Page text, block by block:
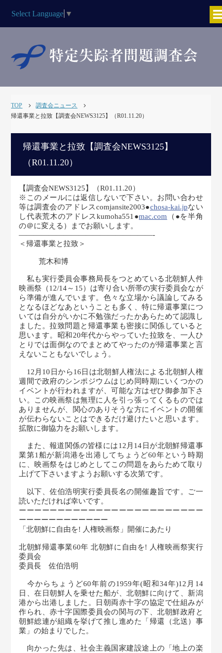
Select Language ▼
TOP
調査会ニュース
帰還事業と拉致【調査会NEWS3125】（R01.11.20）
帰還事業と拉致【調査会NEWS3125】
（R01.11.20）
【調査会NEWS3125】（R01.11.20）
※このメールには返信しないで下さい。お問い合わせ
等は調査会のアドレスcomjansite2003●chosa-kai.jpない
し代表荒木のアドレスkumoha551●mac.com （●を半角
の＠に変える）までお願いします。
―――――――――—————————-
＜帰還事業と拉致＞
荒木和博
私も実行委員会事務局長をつとめている北朝鮮人件
映画祭（12/14～15）は寄り合い所帯の実行委員会なが
ら準備が進んでいます。色々な立場から議論してみる
となるほどなあということも多く、特に帰還事業につ
いては自分がいかに不勉強だったかあらためて認識し
ました。拉致問題と帰還事業も密接に関係していると
思います。昭和20年代からやっていた拉致を、一人ひ
とりでは面倒なのでまとめてやったのが帰還事業と言
えないこともないでしょう。
12月10日から16日は北朝鮮人権法による北朝鮮人権
週間で政府のシンポジウムはじめ同時期にいくつかの
イベントが行われますが、可能な方はぜひ御参加下さ
い。この映画祭は無理に人を引っ張ってくるものでは
ありませんが、関心のありそうな方にイベントの開催
が伝わらないことはできるだけ避けたいと思います。
拡散に御協力をお願いします。
また、報道関係の皆様には12月14日が北朝鮮帰還事
業第1船が新潟港を出港してちょうど60年という時期
に、映画祭をはじめとしてこの問題をあらためて取り
上げて下さいますようお願いする次第です。
以下、佐伯浩明実行委員長名の開催趣旨です。ご一
読いただければ幸いです。
ーーーーーーーーーーーーーーーーーーーーーーーー
ーーーーーーーーーーーー
「北朝鮮に自由を! 人権映画祭」開催にあたり
北朝鮮帰還事業60年 北朝鮮に自由を! 人権映画祭実行
委員会
委員長 佐伯浩明
今からちょうど60年前の1959年(昭和34年)12月14
日、在日朝鮮人を乗せた船が、北朝鮮に向けて、新潟
港から出港しました。日朝両赤十字の協定で仕組みが
作られ、赤十字国際委員会の関与の下、北朝鮮政府と
朝鮮総連が組織を挙げて推し進めた「帰還（北送）事
業」の始まりでした。
向かった先は、社会主義国家建設途上の「地上の楽